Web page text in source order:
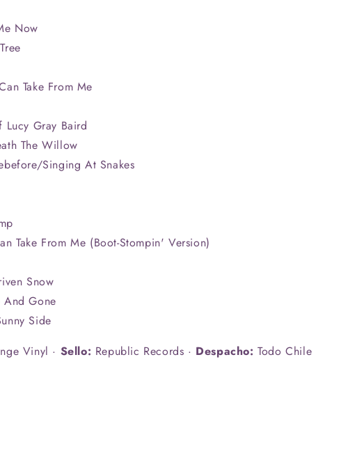
Now
Take From Me
Lucy Gray Baird
The Willow
Singing At Snakes
Take From Me (Boot-Stompin' Version)
Snow
And Gone
Side
Vinyl · Sello: Republic Records · Despacho: Todo Chile